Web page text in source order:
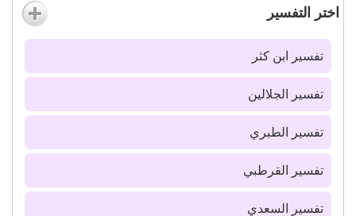
اختر التفسير
تفسير ابن كثر
تفسير الجلالين
تفسير الطبري
تفسير القرطبي
تفسير السعدي